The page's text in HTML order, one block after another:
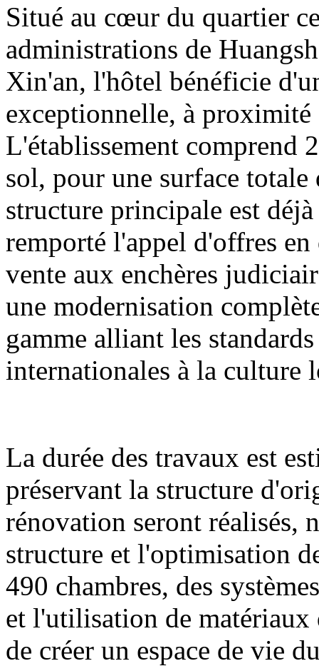
Situé au cœur du quartier
administrations de
Xin'an, l'hôtel bénéficie
exceptionnelle, à
L'établissement comprend
sol, pour une surface
structure principale est
remporté l'appel d'offres
vente aux enchères
une modernisation
gamme alliant les
internationales à la culture
La durée des travaux est
préservant la structure
rénovation seront réalisés,
structure et l'optimisation
490 chambres, des
et l'utilisation de
de créer un espace de vie